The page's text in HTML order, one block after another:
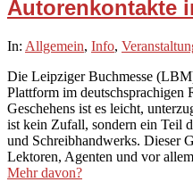
Autorenkontakte
2026-
19
In: Allgemein, Info,
Die Leipziger Buchmesse
Plattform im deutschsprachigen
Geschehens ist es leicht,
ist kein Zufall, sondern ein Teil
und Schreibhandwerks. Dieser
Lektoren, Agenten und vor
Mehr davon?